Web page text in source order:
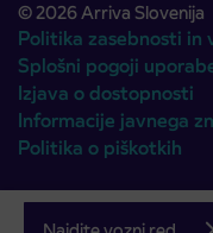
© 2026 Arriva Slovenija
Politika zasebnosti in
Splošni pogoji
Izjava o dostopnosti
Informacije javnega
Politika o piškotkih
Avtorji:Emigma